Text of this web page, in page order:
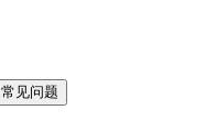
常见问题